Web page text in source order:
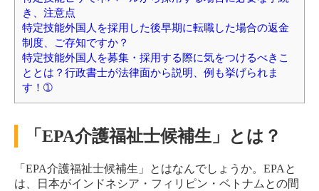
き、注意点
特定技能外国人を採用した後早期に転職した場合の返金
制度、ご存知ですか？
特定技能外国人を募集・採用する際に気をつけるべきこ
ととは？行政書士が法律面から説明、例も挙げられま
す！➀
「EPA介護福祉士候補生」とは？
「EPA介護福祉士候補生」とはなんでしょうか。EPAと
は、日本がインドネシア・フィリピン・ベトナムとの間